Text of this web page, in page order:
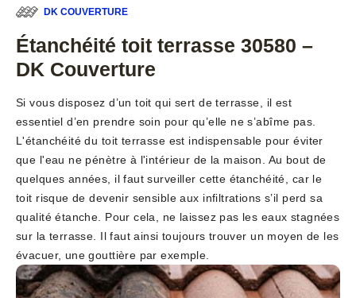
DK COUVERTURE
Étanchéité toit terrasse 30580 –
DK Couverture
Si vous disposez d’un toit qui sert de terrasse, il est
essentiel d’en prendre soin pour qu’elle ne s’abîme pas.
L'étanchéité du toit terrasse est indispensable pour éviter
que l'eau ne pénètre à l'intérieur de la maison. Au bout de
quelques années, il faut surveiller cette étanchéité, car le
toit risque de devenir sensible aux infiltrations s’il perd sa
qualité étanche. Pour cela, ne laissez pas les eaux stagnées
sur la terrasse. Il faut ainsi toujours trouver un moyen de les
évacuer, une gouttière par exemple.